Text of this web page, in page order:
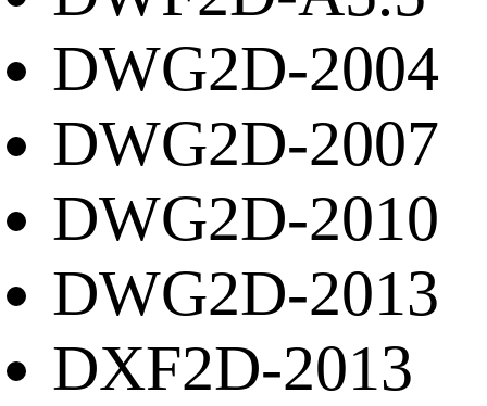
DWG2D-2004
DWG2D-2007
DWG2D-2010
DWG2D-2013
DXF2D-2013